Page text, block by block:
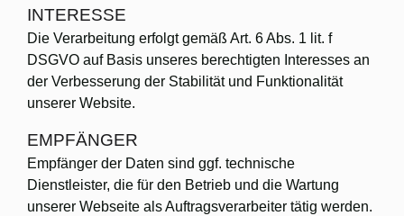
INTERESSE
Die Verarbeitung erfolgt gemäß Art. 6 Abs. 1 lit. f
DSGVO auf Basis unseres berechtigten Interesses an
der Verbesserung der Stabilität und Funktionalität
unserer Website.
EMPFÄNGER
Empfänger der Daten sind ggf. technische
Dienstleister, die für den Betrieb und die Wartung
unserer Webseite als Auftragsverarbeiter tätig werden.